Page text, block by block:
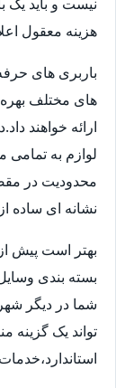
هزینه معقول
باربری های حرفه
های مختلف
ارائه خواهند
لوازم به
محدودیت در
نشانه ای ساده
بهتر است پیش
بسته بندی
شما در دیگر
تواند یک گزینه